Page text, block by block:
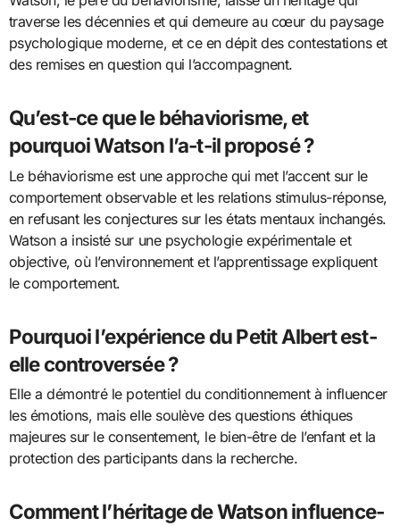
traverse les décennies et qui demeure au cœur du paysage
psychologique moderne, et ce en dépit des contestations et
des remises en question qui l’accompagnent.
Qu’est-ce que le béhaviorisme, et
pourquoi Watson l’a-t-il proposé ?
Le béhaviorisme est une approche qui met l’accent sur le
comportement observable et les relations stimulus-réponse,
en refusant les conjectures sur les états mentaux inchangés.
Watson a insisté sur une psychologie expérimentale et
objective, où l’environnement et l’apprentissage expliquent
le comportement.
Pourquoi l’expérience du Petit Albert est-
elle controversée ?
Elle a démontré le potentiel du conditionnement à influencer
les émotions, mais elle soulève des questions éthiques
majeures sur le consentement, le bien-être de l’enfant et la
protection des participants dans la recherche.
Comment l’héritage de Watson influence-